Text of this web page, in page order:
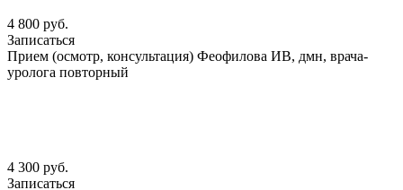
4 800 руб.
Записаться
Прием (осмотр, консультация) Феофилова ИВ, дмн, врача-
уролога повторный
4 300 руб.
Записаться